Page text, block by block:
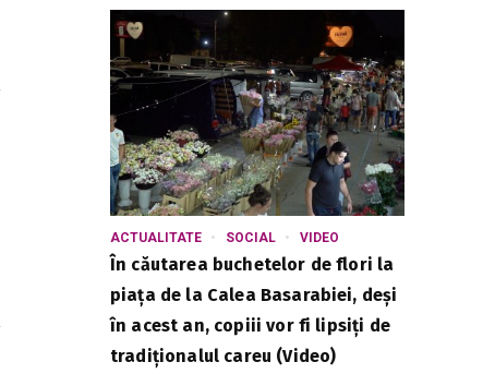
ACTUALITATE SOCIAL VIDEO
În căutarea buchetelor de flori la
piața de la Calea Basarabiei, deși
în acest an, copiii vor fi lipsiți de
tradiționalul careu (Video)